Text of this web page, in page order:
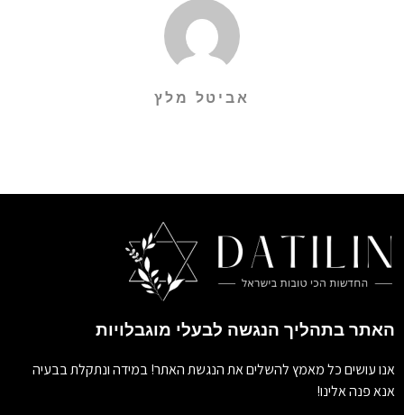
אביטל מלץ
האתר בתהליך הנגשה לבעלי מוגבלויות
אנו עושים כל מאמץ להשלים את הנגשת האתר! במידה ונתקלת בבעיה
אנא פנה אלינו!